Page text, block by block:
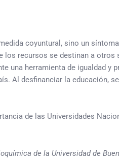
coyuntural, sino un
recursos se destinan a
una herramienta de igualdad
Al desfinanciar la educación,
de las Universidades
de la Universidad de